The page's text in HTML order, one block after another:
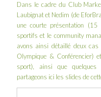
Dans le cadre du Club
Laubignat et Nedim (de
une courte présentation
sportifs et le community
avons ainsi détaillé deux
Olympique & Conférencier)
sport), ainsi que
partageons ici les slides de